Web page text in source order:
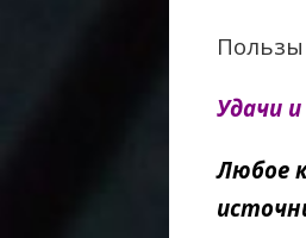
Пользы
Удачи
Любое